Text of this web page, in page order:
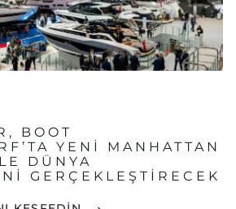
BOOT
YENİ MANHATTAN
DÜNYA
GERÇEKLEŞTİRECEK